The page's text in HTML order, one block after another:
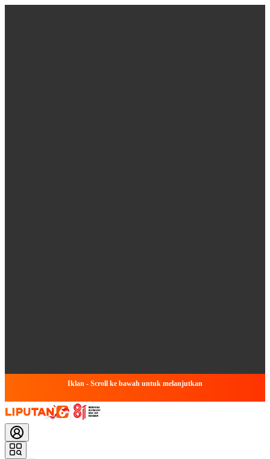
Iklan - Scroll ke bawah untuk melanjutkan